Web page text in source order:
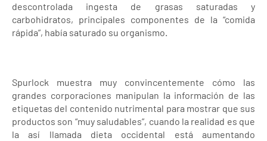
descontrolada ingesta de grasas saturadas y
carbohidratos, principales componentes de la “comida
rápida”, había saturado su organismo.
Spurlock muestra muy convincentemente cómo las
grandes corporaciones manipulan la información de las
etiquetas del contenido nutrimental para mostrar que sus
productos son “muy saludables”, cuando la realidad es que
la así llamada dieta occidental está aumentando